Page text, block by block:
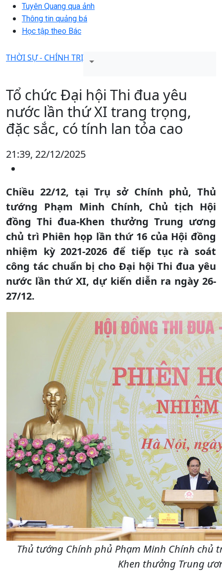
Tuyên Quang qua ảnh
Thông tin quảng bá
Học tập theo Bác
THỜI SỰ - CHÍNH TRỊ
Tổ chức Đại hội Thi đua yêu
nước lần thứ XI trang trọng,
đặc sắc, có tính lan tỏa cao
21:39, 22/12/2025
Chiều 22/12, tại Trụ sở Chính phủ, Thủ
tướng Phạm Minh Chính, Chủ tịch Hội
đồng Thi đua-Khen thưởng Trung ương
chủ trì Phiên họp lần thứ 16 của Hội đồng
nhiệm kỳ 2021-2026 để tiếp tục rà soát
công tác chuẩn bị cho Đại hội Thi đua yêu
nước lần thứ XI, dự kiến diễn ra ngày 26-
27/12.
Thủ tướng Chính phủ Phạm Minh Chính chủ
Khen thưởng Trung